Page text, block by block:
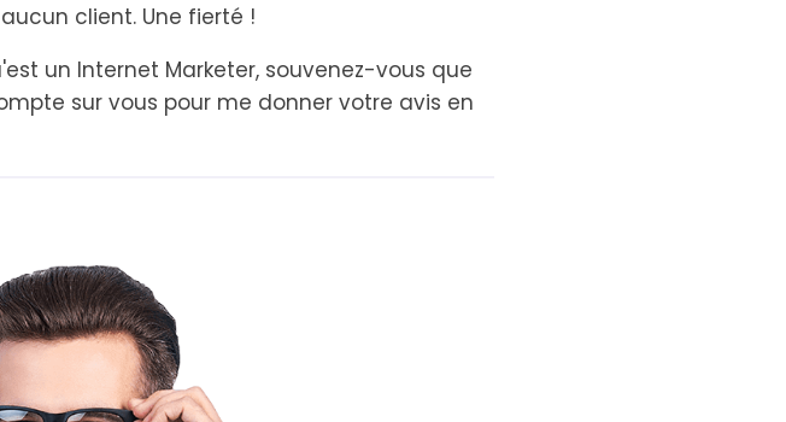
client. Une fierté !
un Internet Marketer, souvenez-vous que
sur vous pour me donner votre avis en